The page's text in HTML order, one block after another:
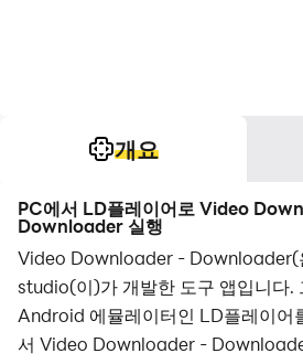
개요
PC에서 LD플레이어로 Video
Downloader 실행
Video Downloader -
studio(이)가 개발한 도구 앱입니다.
Android 에뮬레이터인 LD플레이어
서 Video Downloader -